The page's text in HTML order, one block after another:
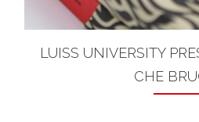
LUISS UNIVERSITY
CHE